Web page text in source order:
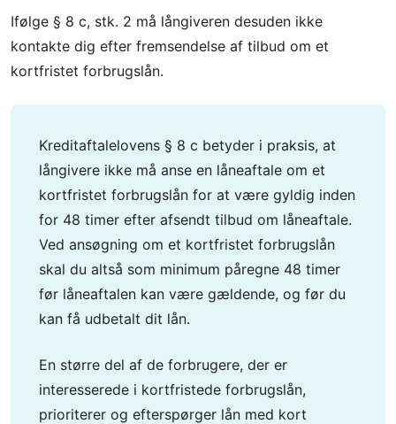
Ifølge § 8 c, stk. 2 må långiveren desuden ikke
kontakte dig efter fremsendelse af tilbud om et
kortfristet forbrugslån.
Kreditaftalelovens § 8 c betyder i praksis, at
långivere ikke må anse en låneaftale om et
kortfristet forbrugslån for at være gyldig inden
for 48 timer efter afsendt tilbud om låneaftale.
Ved ansøgning om et kortfristet forbrugslån
skal du altså som minimum påregne 48 timer
før låneaftalen kan være gældende, og før du
kan få udbetalt dit lån.
En større del af de forbrugere, der er
interesserede i kortfristede forbrugslån,
prioriterer og efterspørger lån med kort